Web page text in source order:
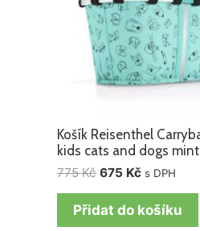
Košík Reisenthel
kids cats and dogs mint
775Kč 675 Kč s DPH
Přidat do košíku